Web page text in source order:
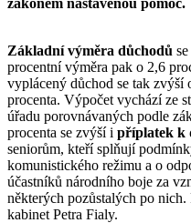
Základní výměra důchodů
procentní výměra pak o 2,6
vyplácený důchod se tak zvýší
procenta. Výpočet vychází ze
úřadu porovnávaných podle
procenta se zvýší i příplatek k
seniorům, kteří splňují
komunistického režimu a o
účastníků národního boje za
některých pozůstalých po
kabinet Petra Fialy.